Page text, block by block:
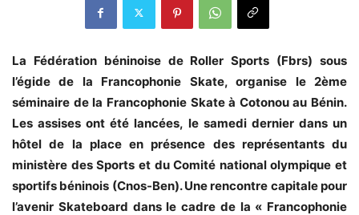
La Fédération béninoise de Roller Sports (Fbrs) sous
l’égide de la Francophonie Skate, organise le 2ème
séminaire de la Francophonie Skate à Cotonou au Bénin.
Les assises ont été lancées, le samedi dernier dans un
hôtel de la place en présence des représentants du
ministère des Sports et du Comité national olympique et
sportifs béninois (Cnos-Ben). Une rencontre capitale pour
l’avenir Skateboard dans le cadre de la « Francophonie